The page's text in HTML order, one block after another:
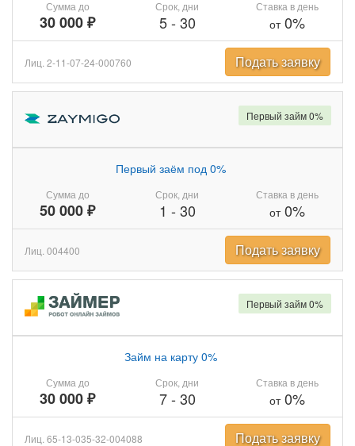
Сумма до
30 000 ₽
Срок, дни
5- 30
Ставка в день
от0%
Лиц. 2-11-07-24-000760 Подать заявку
Сумма до
50 000 ₽
Первый заём под 0%
Срок, дни
1 - 30
Ставка в день
от0%
Первый займ 0%
Лиц. 004400 Подать заявку
Сумма до
30 000 ₽
Займ на карту 0%
Срок, дни
7- 30
Ставка в день
от0%
Первый займ 0%
Лиц. 65-13-035-32-004088 Подать заявку